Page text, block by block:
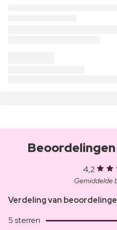
4,2
Gemiddelde
Verdeling van
5 sterren